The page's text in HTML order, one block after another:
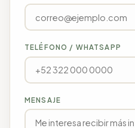
TELÉFONO / WHATSAPP
MENSAJE